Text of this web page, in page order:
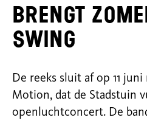
brengt
swing
De reeks sluit af op 11 juni
Motion, dat de Stadstuin
openluchtconcert. De